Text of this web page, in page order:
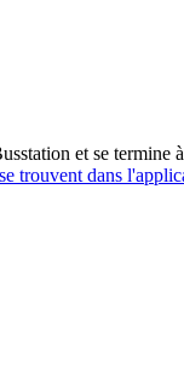
et se termine
se trouvent dans